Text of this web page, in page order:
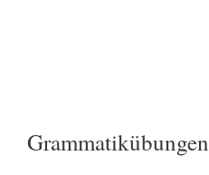
Grammatikübungen